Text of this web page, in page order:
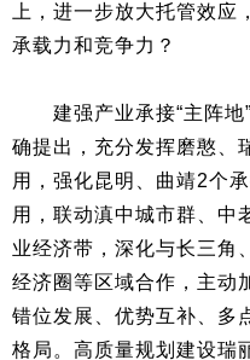
上，进一步放大托管效应
承载力和竞争力？
建强产业承接“主阵
确提出，充分发挥磨憨、
用，强化昆明、曲靖2个
用，联动滇中城市群、中
业经济带，深化与长三角
经济圈等区域合作，主动
错位发展、优势互补、多
格局。高质量规划建设瑞